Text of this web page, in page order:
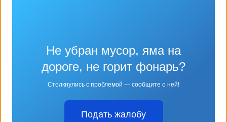
Не убран мусор, яма на
дороге, не горит фонарь?
Столкнулись с проблемой — сообщите о ней!
Подать жалобу